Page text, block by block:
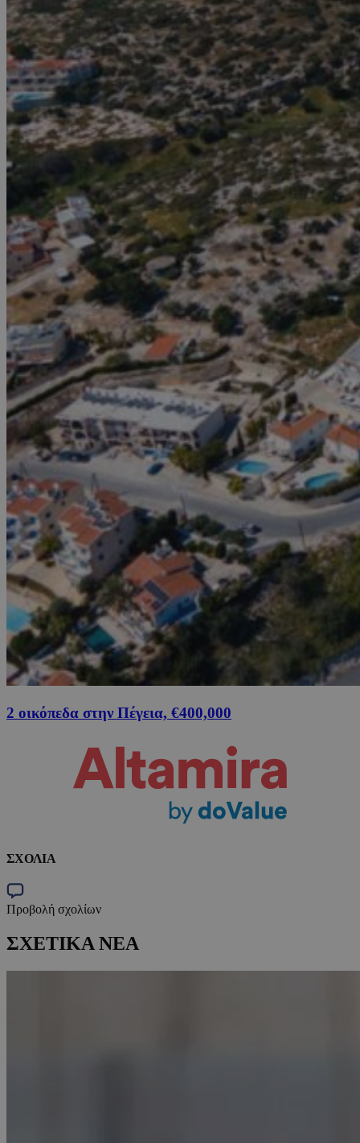
2 οικόπεδα στην Πέγεια, €400,000
ΣΧΟΛΙΑ
Προβολή σχολίων
ΣΧΕΤΙΚΑ ΝΕΑ